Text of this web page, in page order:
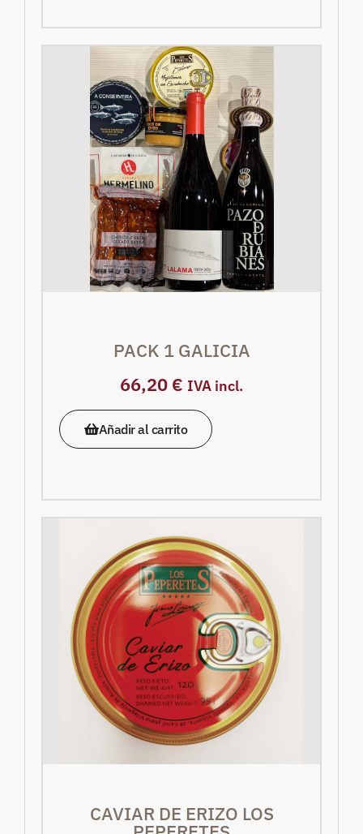
PACK 1 GALICIA
66,20 € IVA incl.
Añadir al carrito
CAVIAR DE ERIZO LOS